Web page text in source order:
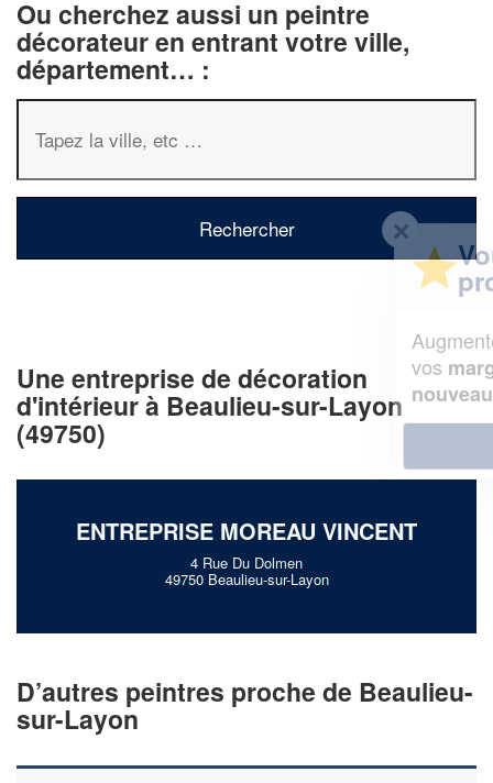
Ou cherchez aussi un peintre
décorateur en entrant votre ville,
département… :
Une entreprise de décoration
d'intérieur à Beaulieu-sur-Layon
(49750)
ENTREPRISE MOREAU VINCENT
4 Rue Du Dolmen
49750 Beaulieu-sur-Layon
D’autres peintres proche de Beaulieu-
sur-Layon
Vous êtes un
chiffre d'affaireset
vos
margestout en gagnant de
nouveaux clients!